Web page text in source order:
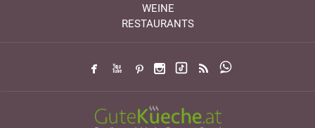
WEINE
RESTAURANTS